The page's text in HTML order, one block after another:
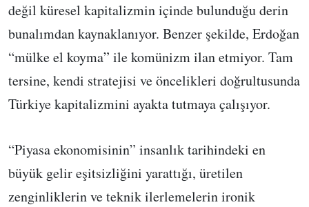
değil küresel kapitalizmin içinde bulunduğu derin
bunalımdan kaynaklanıyor. Benzer şekilde, Erdoğan
“mülke el koyma” ile komünizm ilan etmiyor. Tam
tersine, kendi stratejisi ve öncelikleri doğrultusunda
Türkiye kapitalizmini ayakta tutmaya çalışıyor.
“Piyasa ekonomisinin” insanlık tarihindeki en
büyük gelir eşitsizliğini yarattığı, üretilen
zenginliklerin ve teknik ilerlemelerin ironik